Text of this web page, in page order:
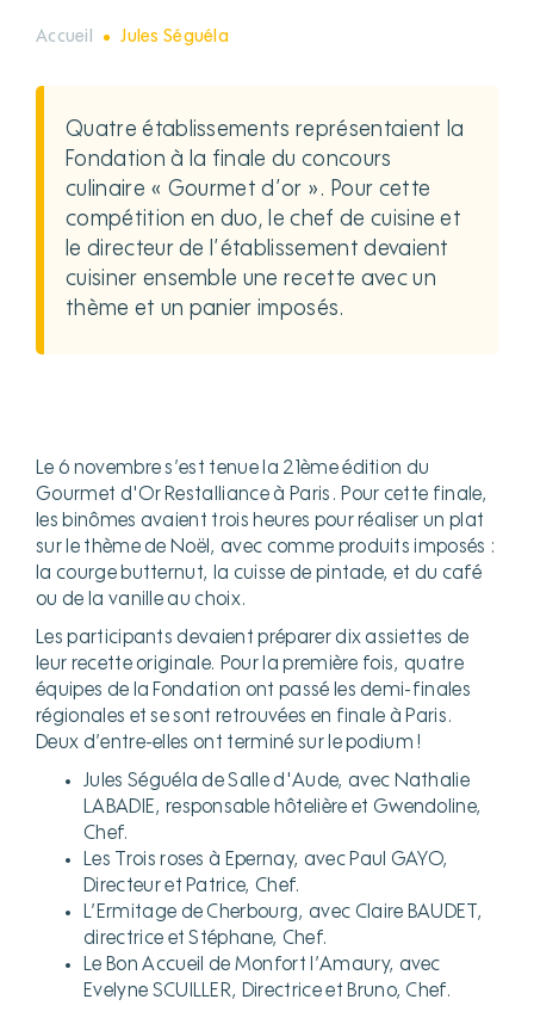
Accueil Jules Séguéla
Quatre établissements représentaient la
Fondation à la finale du concours
culinaire « Gourmet d’or ». Pour cette
compétition en duo, le chef de cuisine et
le directeur de l’établissement devaient
cuisiner ensemble une recette avec un
thème et un panier imposés.
Le 6 novembre s’est tenue la 21ème édition du
Gourmet d'Or Restalliance à Paris. Pour cette finale,
les binômes avaient trois heures pour réaliser un plat
sur le thème de Noël, avec comme produits imposés :
la courge butternut, la cuisse de pintade, et du café
ou de la vanille au choix.
Les participants devaient préparer dix assiettes de
leur recette originale. Pour la première fois, quatre
équipes de la Fondation ont passé les demi-finales
régionales et se sont retrouvées en finale à Paris.
Deux d’entre-elles ont terminé sur le podium !
Jules Séguéla de Salle d'Aude, avec Nathalie
LABADIE, responsable hôtelière et Gwendoline,
Chef.
Les Trois roses à Epernay, avec Paul GAYO,
Directeur et Patrice, Chef.
L’Ermitage de Cherbourg, avec Claire BAUDET,
directrice et Stéphane, Chef.
Le Bon Accueil de Monfort l’Amaury, avec
Evelyne SCUILLER, Directrice et Bruno, Chef.